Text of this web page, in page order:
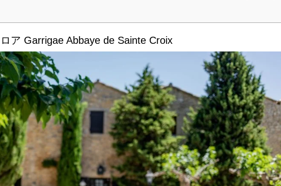
ア Garrigae Abbaye de Sainte Croix